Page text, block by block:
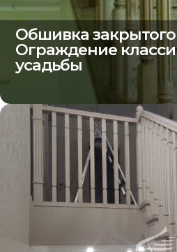
Обшивка закрытого
Ограждение
усадьбы